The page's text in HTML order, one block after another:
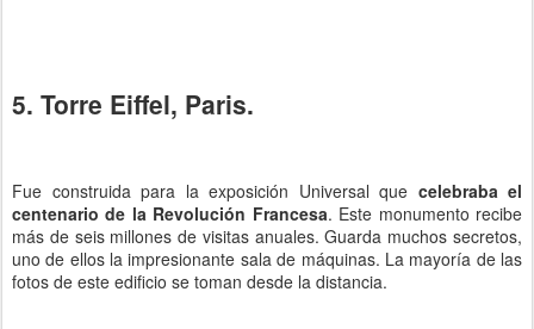
5. Torre Eiffel, Paris.
Fue construida para la exposición Universal que celebraba el
centenario de la Revolución Francesa. Este monumento recibe
más de seis millones de visitas anuales. Guarda muchos secretos,
uno de ellos la impresionante sala de máquinas. La mayoría de las
fotos de este edificio se toman desde la distancia.